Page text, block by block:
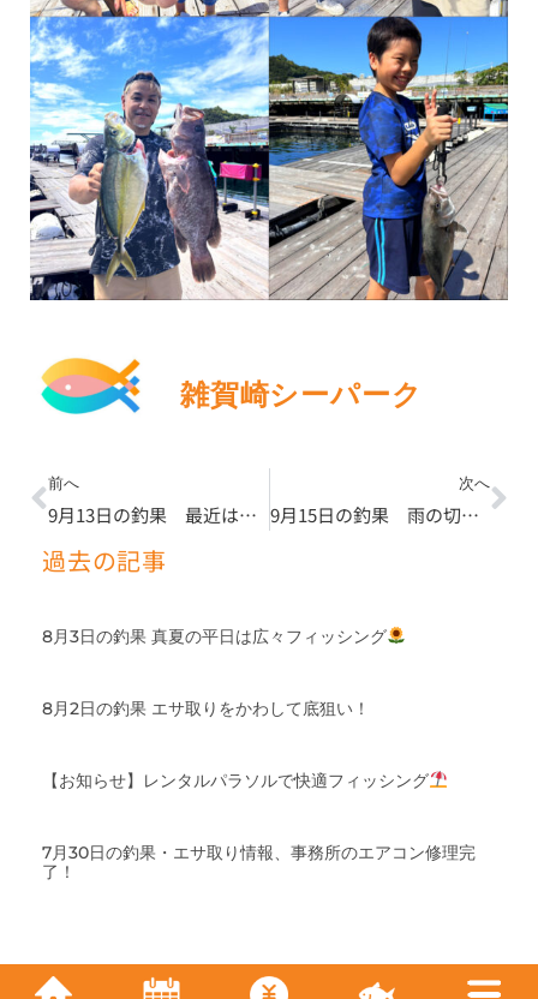
雑賀崎シーパーク
Prev
前へ
9月13日の釣果 最近はモーニングタイムが熱い
次へ
9月15日の釣果 雨の切れ間に
過去の記事
8月3日の釣果 真夏の平日は広々フィッシング
8月2日の釣果 エサ取りをかわして底狙い！
【お知らせ】レンタルパラソルで快適フィッシング
7月30日の釣果・エサ取り情報、事務所のエアコン修理完
了！